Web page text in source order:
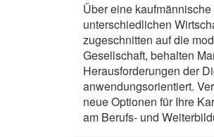
Über eine
unterschiedlichen
zugeschnitten auf die
Gesellschaft, behalten
Herausforderungen der
anwendungsorientiert.
neue Optionen für Ihre
am Berufs- und